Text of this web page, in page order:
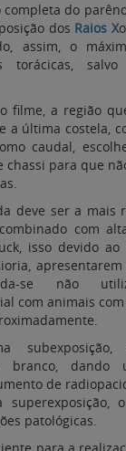
completa do
dos Raios X
assim, o
torácicas, salvo
filme, a região
a última costela,
caudal,
para que
deve ser a mais
com
isso devido ao
se não
com animais
subexposição,
branco, dando
de
patológicas.